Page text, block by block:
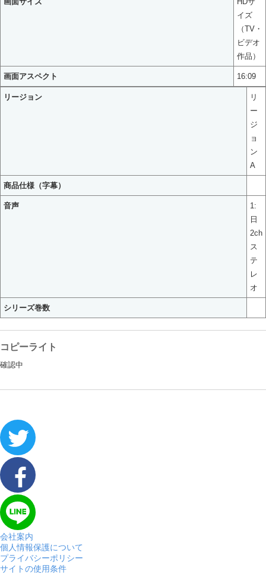
イズ
（TV・
ビデオ
作品）
画面アスペクト 16:09
リージョン
リ
ー
ジ
ョ
ン
A
商品仕様（字幕）
音声
1:
日
2ch
ス
テ
レ
オ
シリーズ巻数
コピーライト
確認中
会社案内
個人情報保護について
プライバシーポリシー
サイトの使用条件